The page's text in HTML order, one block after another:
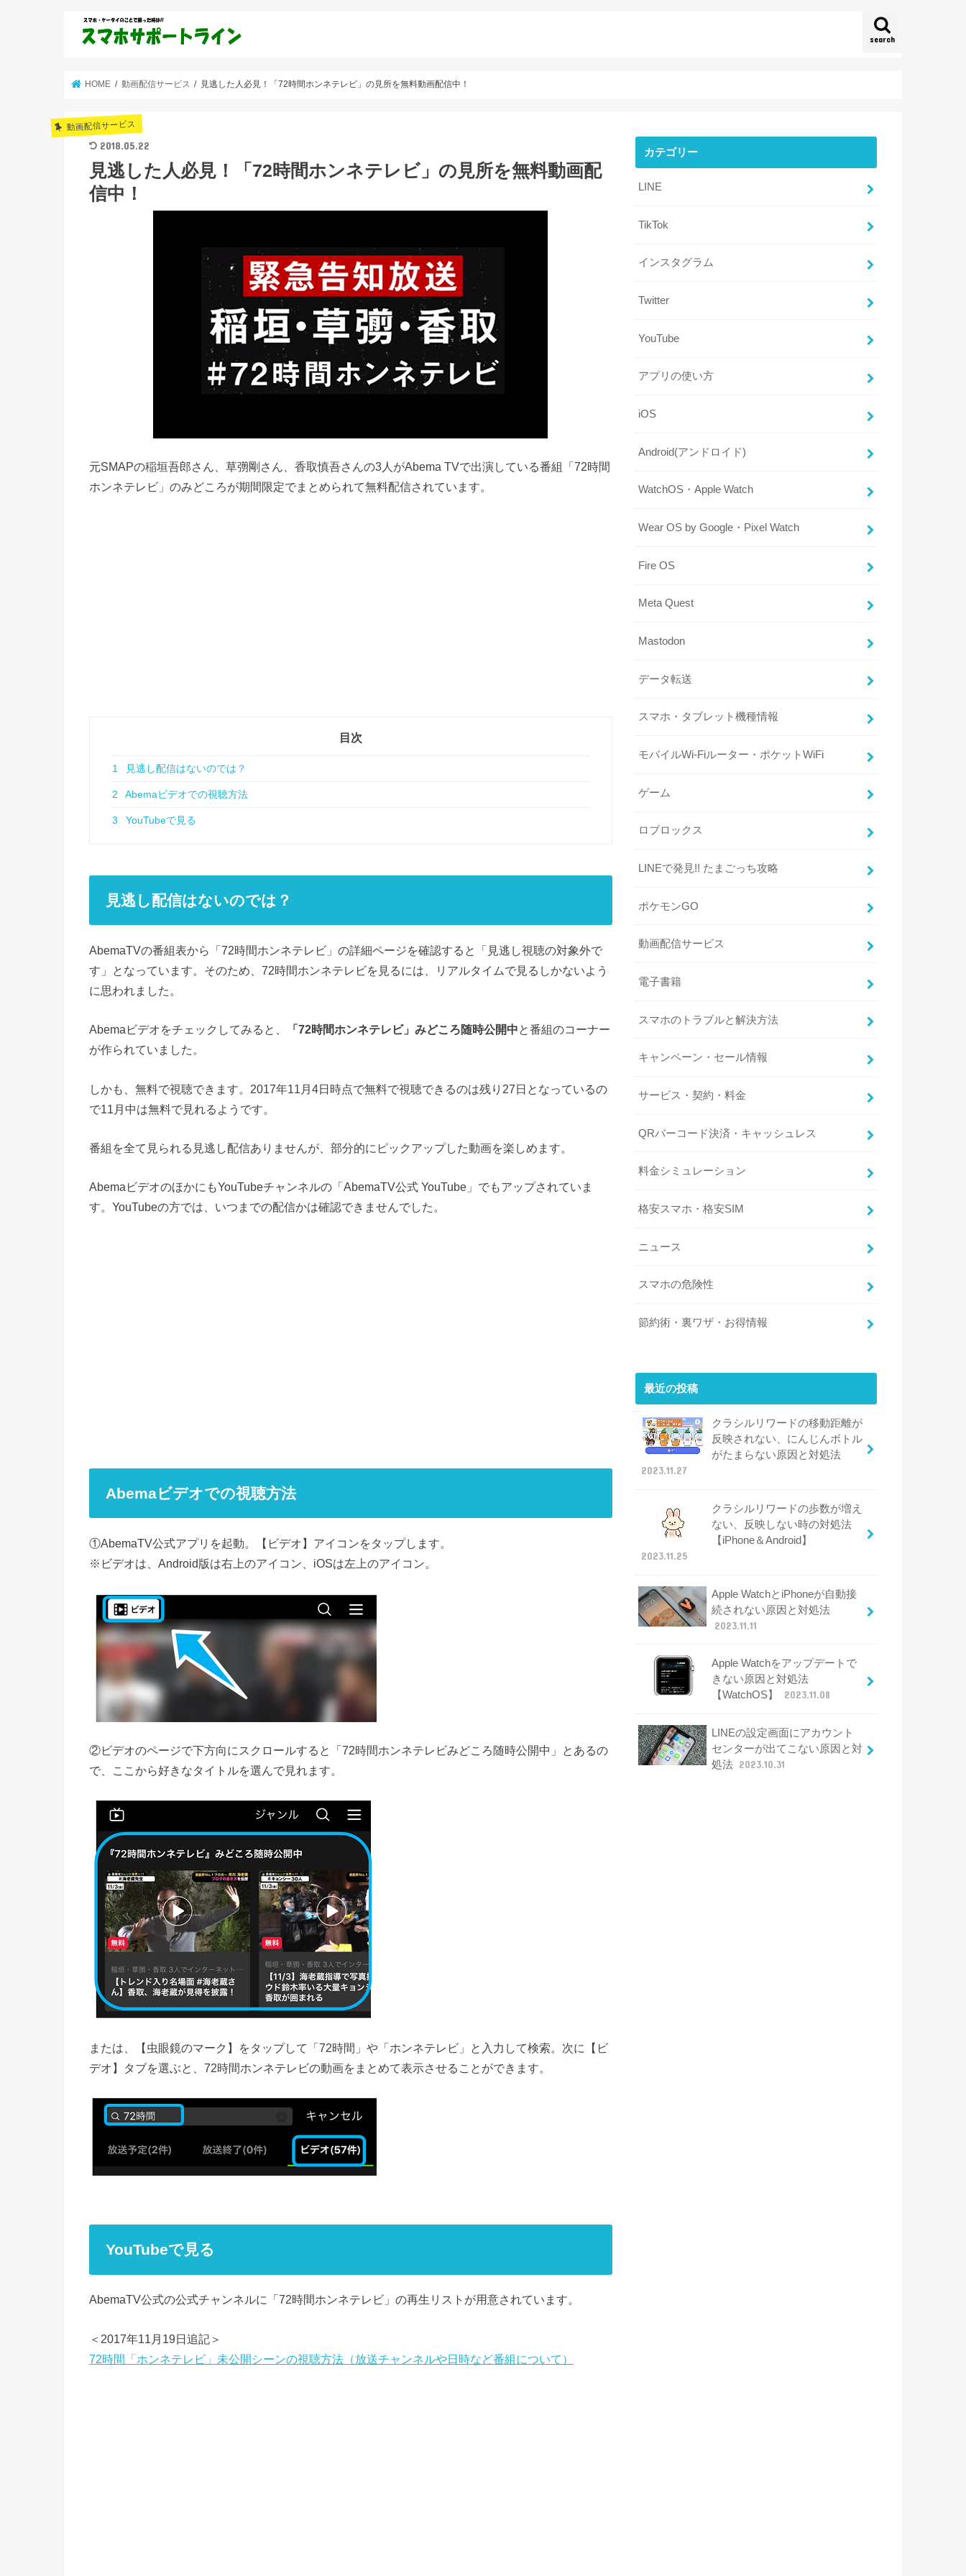
search
HOME 動画配信サービス 見逃した人必見！「72時間ホンネテレビ」の見所を無料動画配信中！
動画配信サービス
2018.05.22
見逃した人必見！「72時間ホンネテレビ」の見所を無料動画配
信中！
元SMAPの稲垣吾郎さん、草彅剛さん、香取慎吾さんの3人がAbema TVで出演している番組「72時間
ホンネテレビ」のみどころが期間限定でまとめられて無料配信されています。
目次
1 見逃し配信はないのでは？
2 Abemaビデオでの視聴方法
3 YouTubeで見る
見逃し配信はないのでは？
AbemaTVの番組表から「72時間ホンネテレビ」の詳細ページを確認すると「見逃し視聴の対象外で
す」となっています。そのため、72時間ホンネテレビを見るには、リアルタイムで見るしかないよう
に思われました。
Abemaビデオをチェックしてみると、 「72時間ホンネテレビ」みどころ随時公開中と番組のコーナー
が作られていました。
しかも、無料で視聴できます。2017年11月4日時点で無料で視聴できるのは残り27日となっているの
で11月中は無料で見れるようです。
番組を全て見られる見逃し配信ありませんが、部分的にピックアップした動画を楽しめます。
AbemaビデオのほかにもYouTubeチャンネルの「AbemaTV公式 YouTube」でもアップされていま
す。YouTubeの方では、いつまでの配信かは確認できませんでした。
Abemaビデオでの視聴方法
①AbemaTV公式アプリを起動。【ビデオ】アイコンをタップします。
※ビデオは、Android版は右上のアイコン、iOSは左上のアイコン。
②ビデオのページで下方向にスクロールすると「72時間ホンネテレビみどころ随時公開中」とあるの
で、ここから好きなタイトルを選んで見れます。
または、【虫眼鏡のマーク】をタップして「72時間」や「ホンネテレビ」と入力して検索。次に【ビ
デオ】タブを選ぶと、72時間ホンネテレビの動画をまとめて表示させることができます。
YouTubeで見る
AbemaTV公式の公式チャンネルに「72時間ホンネテレビ」の再生リストが用意されています。
＜2017年11月19日追記＞
72時間「ホンネテレビ」未公開シーンの視聴方法（放送チャンネルや日時など番組について）
カテゴリー
LINE
TikTok
インスタグラム
Twitter
YouTube
アプリの使い方
iOS
Android(アンドロイド)
WatchOS・Apple Watch
Wear OS by Google・Pixel Watch
Fire OS
Meta Quest
Mastodon
データ転送
スマホ・タブレット機種情報
モバイルWi-Fiルーター・ポケットWiFi
ゲーム
ロブロックス
LINEで発見!! たまごっち攻略
ポケモンGO
動画配信サービス
電子書籍
スマホのトラブルと解決方法
キャンペーン・セール情報
サービス・契約・料金
QRバーコード決済・キャッシュレス
料金シミュレーション
格安スマホ・格安SIM
ニュース
スマホの危険性
節約術・裏ワザ・お得情報
最近の投稿
クラシルリワードの移動距離が
反映されない、にんじんボトル
がたまらない原因と対処法
2023.11.27
クラシルリワードの歩数が増え
ない、反映しない時の対処法
【iPhone＆Android】
2023.11.25
Apple WatchとiPhoneが自動接
続されない原因と対処法
2023.11.11
Apple Watchをアップデートで
きない原因と対処法
【WatchOS】
2023.11.08
LINEの設定画面にアカウント
センターが出てこない原因と対
処法 2023.10.31